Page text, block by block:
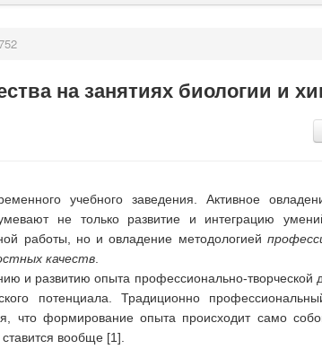
на занятиях биологии и
учебного заведения. Активное
не только развитие и интеграцию
работы, но и овладение методологией
качеств.
и развитию опыта профессионально-творческой
потенциала. Традиционно
что формирование опыта происходит само
вообще [1].